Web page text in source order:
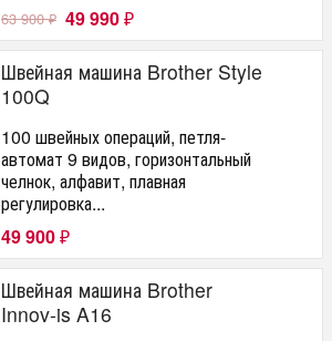
63 900₽ 49 990 ₽
Швейная машина Brother Style
100Q
100 швейных операций, петля-
автомат 9 видов, горизонтальный
челнок, алфавит, плавная
регулировка...
49 900 ₽
Швейная машина Brother
Innov-is A16